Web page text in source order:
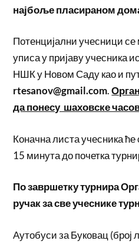
најбоље пласираном
Потенцијални учесници се
уписа у пријаву учесника
НШК у Новом Саду као и
rtesanov@gmail.com.
да понесу шаховске
Коначна листа учесника ће
15 минута до почетка
По завршетку турнира
ручак за све учеснике
Аутобуси за Буковац (број